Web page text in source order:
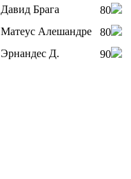
Давид Брага
80
Матеус Алешандре
80
Эрнандес Д. 90